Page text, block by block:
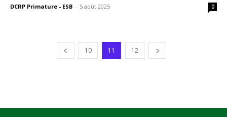
DCRP Primature - ESB - 5 août 2025 0
10 11 12